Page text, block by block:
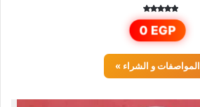
تم التقييم
5.00
من 5
0 EGP
المواصفات و الشراء »